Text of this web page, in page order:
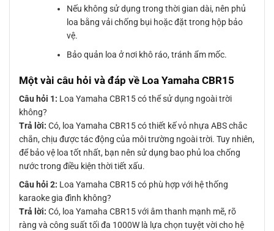
Nếu không sử dụng trong thời gian dài, nên phủ
loa bằng vải chống bụi hoặc đặt trong hộp bảo
vệ.
Bảo quản loa ở nơi khô ráo, tránh ẩm mốc.
Một vài câu hỏi và đáp về Loa Yamaha CBR15
Câu hỏi 1: Loa Yamaha CBR15 có thể sử dụng ngoài trời
không?
Trả lời: Có, loa Yamaha CBR15 có thiết kế vỏ nhựa ABS chắc
chắn, chịu được tác động của môi trường ngoài trời. Tuy nhiên,
để bảo vệ loa tốt nhất, bạn nên sử dụng bao phủ loa chống
nước trong điều kiện thời tiết xấu.
Câu hỏi 2: Loa Yamaha CBR15 có phù hợp với hệ thống
karaoke gia đình không?
Trả lời: Có, loa Yamaha CBR15 với âm thanh mạnh mẽ, rõ
ràng và công suất tối đa 1000W là lựa chọn tuyệt vời cho hệ